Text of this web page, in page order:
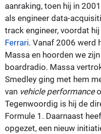
aanraking, toen hij in
als engineer data-
track engineer, voordat
Ferrari. Vanaf 2006 werd
Massa en hoorden we
boardradio. Massa
Smedley ging met hem
van vehicle performance
Tegenwoordig is hij de
Formule 1. Daarnaast
opgezet, een nieuw